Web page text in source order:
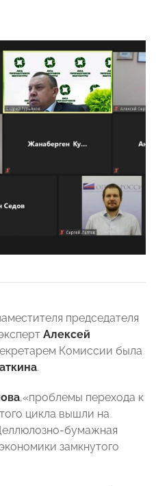
председателя
Алексей
Комиссии была
.
,«проблемы перехода к
цикла вышли на
бумажная
замкнутого